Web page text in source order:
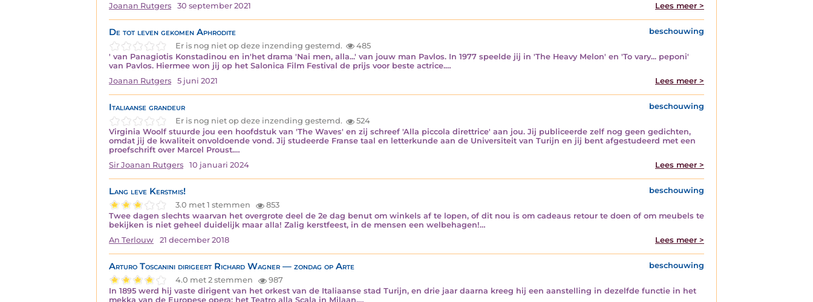
Joanan Rutgers
30 september 2021 Lees meer >
De tot leven gekomen Aphrodite
beschouwing
Er is nog niet op deze inzending gestemd.
485
' van Panagiotis Konstadinou en in'het drama 'Nai men, alla...' van jouw man Pavlos. In 1977 speelde jij in 'The Heavy Melon' en 'To vary... peponi'
van Pavlos. Hiermee won jij op het Salonica Film Festival de prijs voor beste actrice.…
Joanan Rutgers
5 juni 2021 Lees meer >
Italiaanse grandeur
beschouwing
Er is nog niet op deze inzending gestemd.
524
Virginia Woolf stuurde jou een hoofdstuk van 'The Waves' en zij schreef 'Alla piccola direttrice' aan jou. Jij publiceerde zelf nog geen gedichten,
omdat jij de kwaliteit onvoldoende vond. Jij studeerde Franse taal en letterkunde aan de Universiteit van Turijn en jij bent afgestudeerd met een
proefschrift over Marcel Proust.…
Sir Joanan Rutgers
10 januari 2024 Lees meer >
Lang leve Kerstmis!
beschouwing
3.0 met 1 stemmen
853
Twee dagen slechts waarvan het overgrote deel de 2e dag benut om winkels af te lopen, of dit nou is om cadeaus retour te doen of om meubels te
bekijken is niet geheel duidelijk maar alla! Zalig kerstfeest, in de mensen een welbehagen!…
An Terlouw
21 december 2018 Lees meer >
Arturo Toscanini dirigeert Richard Wagner — zondag op Arte
beschouwing
4.0 met 2 stemmen
987
In 1895 werd hij vaste dirigent van het orkest van de Italiaanse stad Turijn, en drie jaar daarna kreeg hij een aanstelling in dezelfde functie in het
mekka van de Europese opera: het Teatro alla Scala in Milaan.…